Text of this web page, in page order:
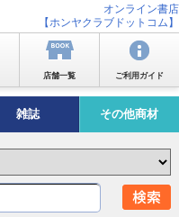
オンライン書店
【ホンヤクラブドットコム】
店舗一覧 ご利用ガイド
雑誌 その他商材